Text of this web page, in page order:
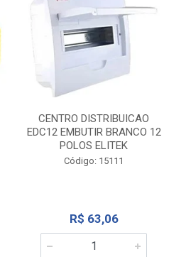
CENTRO DISTRIBUICAO
EDC12 EMBUTIR BRANCO 12
POLOS ELITEK
Código: 15111
R$ 63,06